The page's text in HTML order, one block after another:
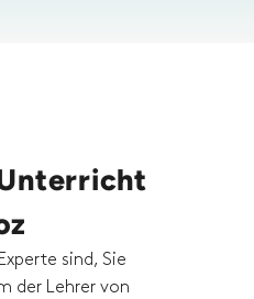
sind, Sie
der Lehrer von